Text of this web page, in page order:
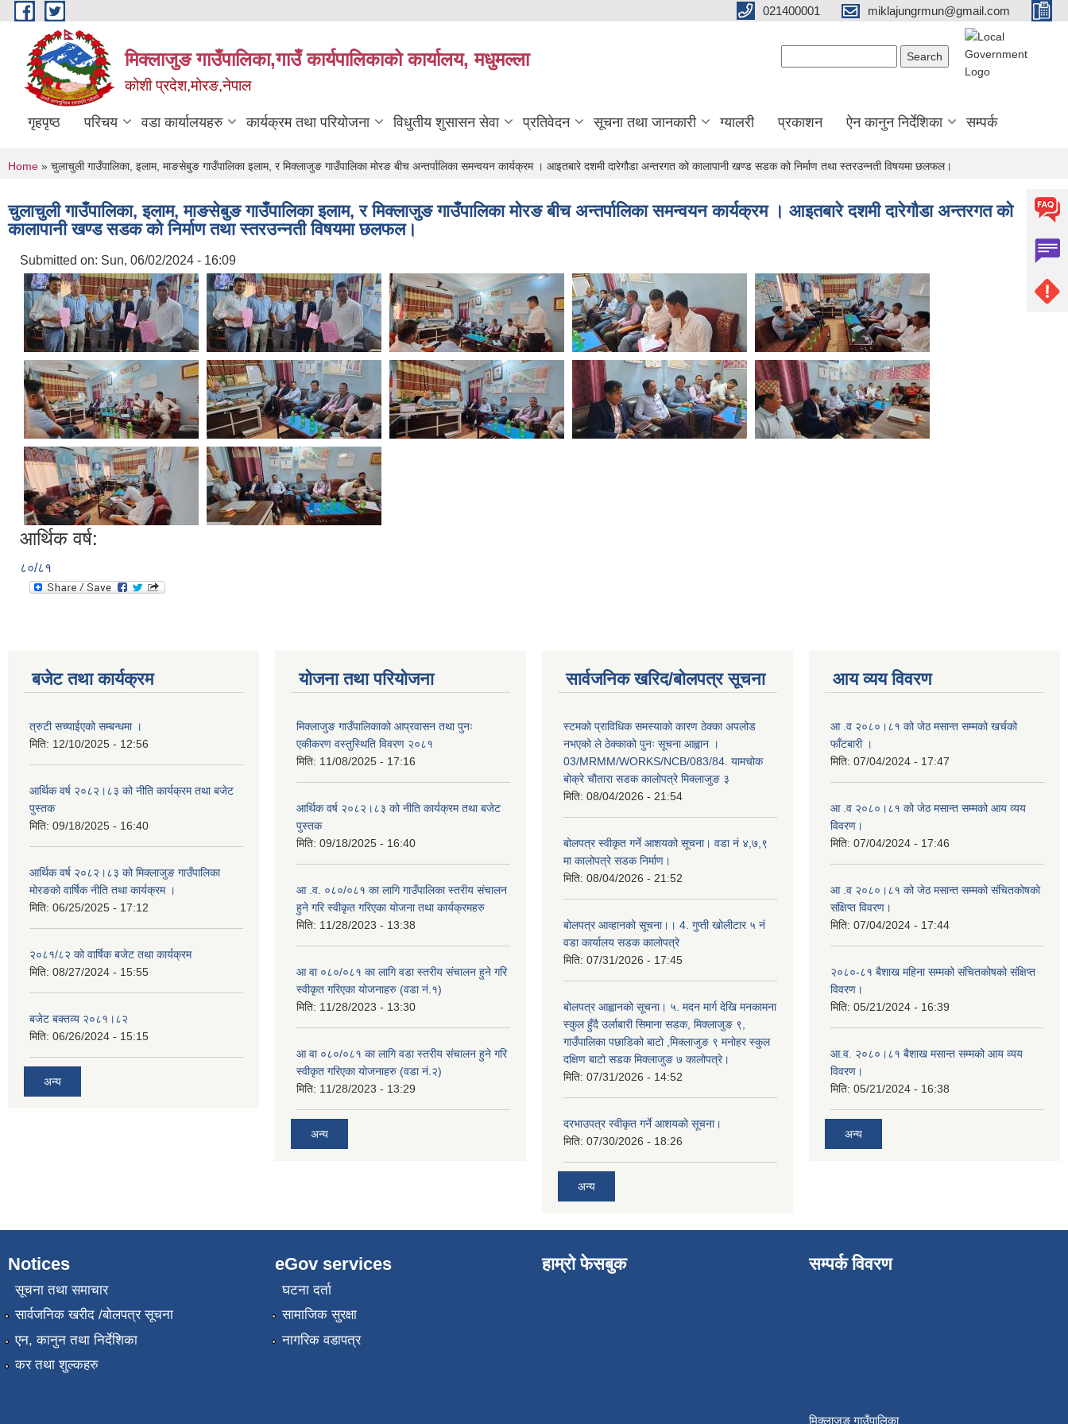
Skip to main content 021400001 miklajungrmun@gmail.com
मिक्लाजुङ गाउँपालिका,गाउँ कार्यपालिकाको कार्यालय, मधुमल्ला
कोशी प्रदेश,मोरङ,नेपाल
गृहपृष्ठ परिचय वडा कार्यालयहरु कार्यक्रम तथा परियोजना विधुतीय शुसासन सेवा प्रतिवेदन सूचना तथा जानकारी ग्यालरी प्रकाशन ऐन कानुन निर्देशिका सम्पर्क
You are here
Home » चुलाचुली गाउँपालिका, इलाम, माङसेबुङ गाउँपालिका इलाम, र मिक्लाजुङ गाउँपालिका मोरङ बीच अन्तर्पालिका समन्वयन कार्यक्रम । आइतबारे दशमी दारेगौडा अन्तरगत को कालापानी खण्ड सडक को निर्माण तथा स्तरउन्नती विषयमा छलफल।
चुलाचुली गाउँपालिका, इलाम, माङसेबुङ गाउँपालिका इलाम, र मिक्लाजुङ गाउँपालिका मोरङ बीच अन्तर्पालिका समन्वयन कार्यक्रम । आइतबारे दशमी दारेगौडा अन्तरगत को
कालापानी खण्ड सडक को निर्माण तथा स्तरउन्नती विषयमा छलफल।
Submitted on: Sun, 06/02/2024 - 16:09
आर्थिक वर्ष:
८०/८१
बजेट तथा कार्यक्रम
त्रुटी सच्याईएको सम्बन्धमा ।
मिति: 12/10/2025 - 12:56
आर्थिक वर्ष २०८२।८३ को नीति कार्यक्रम तथा बजेट
पुस्तक
मिति: 09/18/2025 - 16:40
आर्थिक वर्ष २०८२।८३ को मिक्लाजुङ गाउँपालिका
मोरङको वार्षिक नीति तथा कार्यक्रम ।
मिति: 06/25/2025 - 17:12
२०८१/८२ को वार्षिक बजेट तथा कार्यक्रम
मिति: 08/27/2024 - 15:55
बजेट बक्तव्य २०८१।८२
मिति: 06/26/2024 - 15:15
अन्य
योजना तथा परियोजना
मिक्लाजुङ गाउँपालिकाको आप्रवासन तथा पुनः
एकीकरण वस्तुस्थिति विवरण २०८१
मिति: 11/08/2025 - 17:16
आर्थिक वर्ष २०८२।८३ को नीति कार्यक्रम तथा बजेट
पुस्तक
मिति: 09/18/2025 - 16:40
आ .व. ०८०/०८१ का लागि गाउँपालिका स्तरीय संचालन
हुने गरि स्वीकृत गरिएका योजना तथा कार्यक्रमहरु
मिति: 11/28/2023 - 13:38
आ वा ०८०/०८१ का लागि वडा स्तरीय संचालन हुने गरि
स्वीकृत गरिएका योजनाहरु (वडा नं.१)
मिति: 11/28/2023 - 13:30
आ वा ०८०/०८१ का लागि वडा स्तरीय संचालन हुने गरि
स्वीकृत गरिएका योजनाहरु (वडा नं.२)
मिति: 11/28/2023 - 13:29
अन्य
सार्वजनिक खरिद/बोलपत्र सूचना
स्टमको प्राविधिक समस्याको कारण ठेक्का अपलोड
नभएको ले ठेक्काको पुनः सूचना आह्वान ।
03/MRMM/WORKS/NCB/083/84. यामचोक
बोक्रे चौतारा सडक कालोपत्रे मिक्लाजुङ ३
मिति: 08/04/2026 - 21:54
बोलपत्र स्वीकृत गर्ने आशयको सूचना। वडा नं ४,७,९
मा कालोपत्रे सडक निर्माण।
मिति: 08/04/2026 - 21:52
बोलपत्र आव्हानको सूचना।। 4. गुप्ती खोलीटार ५ नं
वडा कार्यालय सडक कालोपत्रे
मिति: 07/31/2026 - 17:45
बोलपत्र आह्वानको सूचना। ५. मदन मार्ग देखि मनकामना
स्कुल हुँदै उर्लाबारी सिमाना सडक, मिक्लाजुङ ९,
गाउँपालिका पछाडिको बाटो ,मिक्लाजुङ ९ मनोहर स्कुल
दक्षिण बाटो सडक मिक्लाजुङ ७ कालोपत्रे।
मिति: 07/31/2026 - 14:52
दरभाउपत्र स्वीकृत गर्ने आशयको सूचना।
मिति: 07/30/2026 - 18:26
अन्य
आय व्यय विवरण
आ .व २०८०।८१ को जेठ मसान्त सम्मको खर्चको
फाँटबारी ।
मिति: 07/04/2024 - 17:47
आ .व २०८०।८१ को जेठ मसान्त सम्मको आय व्यय
विवरण।
मिति: 07/04/2024 - 17:46
आ .व २०८०।८१ को जेठ मसान्त सम्मको संचितकोषको
संक्षिप्त विवरण।
मिति: 07/04/2024 - 17:44
२०८०-८१ बैशाख महिना सम्मको संचितकोषको संक्षिप्त
विवरण।
मिति: 05/21/2024 - 16:39
आ.व. २०८०।८१ बैशाख मसान्त सम्मको आय व्यय
विवरण।
मिति: 05/21/2024 - 16:38
अन्य
Notices
सूचना तथा समाचार
सार्वजनिक खरीद /बोलपत्र सूचना
एन, कानुन तथा निर्देशिका
कर तथा शुल्कहरु
eGov services
घटना दर्ता
सामाजिक सुरक्षा
नागरिक वडापत्र
हाम्रो फेसबुक सम्पर्क विवरण
मिक्लाजुङ गाउँपालिका